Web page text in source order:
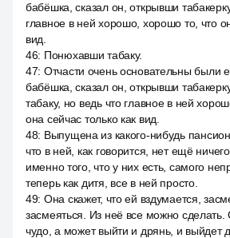
бабёшка, сказал он, открывши
главное в ней хорошо, хорошо то, что
вид.
46: Понюхавши табаку.
47: Отчасти очень основательны были
бабёшка, сказал он, открывши
табаку, но ведь что главное в ней
она сейчас только как вид.
48: Выпущена из какого-нибудь
что в ней, как говорится, нет ещё
именно того, что у них есть, самого
теперь как дитя, все в ней просто.
49: Она скажет, что ей вздумается,
засмеяться. Из неё все можно
чудо, а может выйти и дрянь, и выйдет